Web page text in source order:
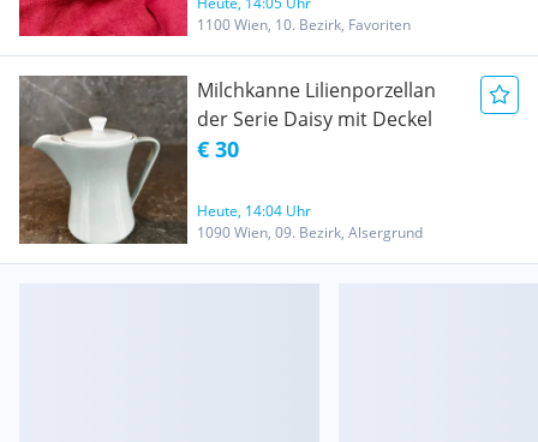
1100 Wien, 10. Bezirk, Favoriten
Milchkanne Lilienporzellan
der Serie Daisy mit Deckel
€ 30
Heute, 14:04 Uhr
1090 Wien, 09. Bezirk, Alsergrund